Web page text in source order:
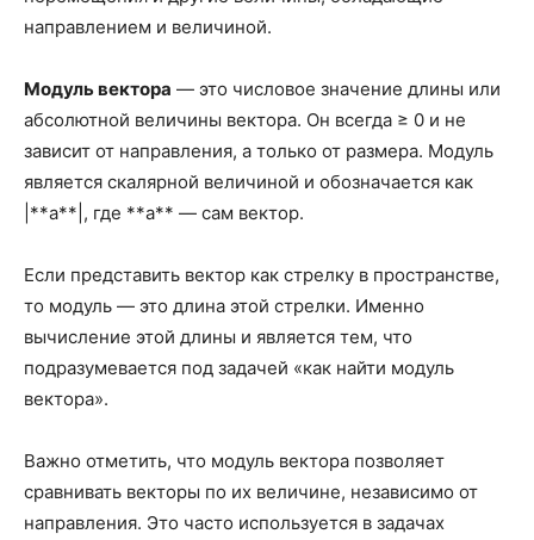
направлением и величиной.
Модуль вектора — это числовое значение длины или
абсолютной величины вектора. Он всегда ≥ 0 и не
зависит от направления, а только от размера. Модуль
является скалярной величиной и обозначается как
|**a**|, где **a** — сам вектор.
Если представить вектор как стрелку в пространстве,
то модуль — это длина этой стрелки. Именно
вычисление этой длины и является тем, что
подразумевается под задачей «как найти модуль
вектора».
Важно отметить, что модуль вектора позволяет
сравнивать векторы по их величине, независимо от
направления. Это часто используется в задачах